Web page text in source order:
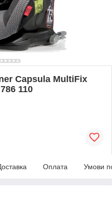
Capsula MultiFix
110
Оплата Умови